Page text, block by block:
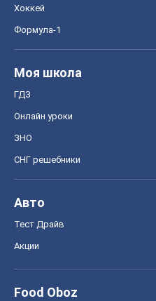
Хоккей
Формула-1
Моя школа
ГДЗ
Онлайн уроки
ЗНО
СНГ решебники
Авто
Тест Драйв
Акции
Food Oboz